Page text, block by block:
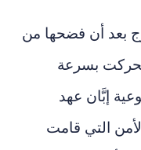
بعد أن فضحها من
بسرعة
إبَّان عهد
التي قامت